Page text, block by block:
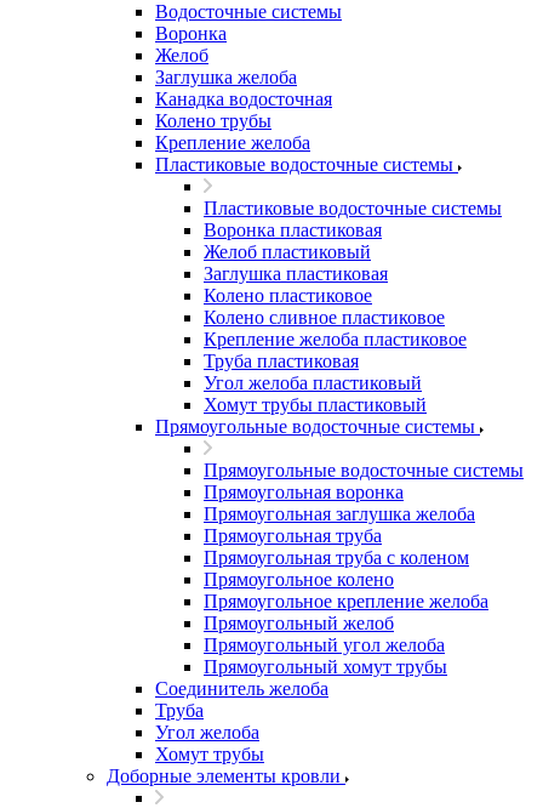
Водосточные системы
Воронка
Желоб
Заглушка желоба
Канадка водосточная
Колено трубы
Крепление желоба
Пластиковые водосточные системы
Пластиковые водосточные системы
Воронка пластиковая
Желоб пластиковый
Заглушка пластиковая
Колено пластиковое
Колено сливное пластиковое
Крепление желоба пластиковое
Труба пластиковая
Угол желоба пластиковый
Хомут трубы пластиковый
Прямоугольные водосточные системы
Прямоугольные водосточные системы
Прямоугольная воронка
Прямоугольная заглушка желоба
Прямоугольная труба
Прямоугольная труба c коленом
Прямоугольное колено
Прямоугольное крепление желоба
Прямоугольный желоб
Прямоугольный угол желоба
Прямоугольный хомут трубы
Соединитель желоба
Труба
Угол желоба
Хомут трубы
Доборные элементы кровли